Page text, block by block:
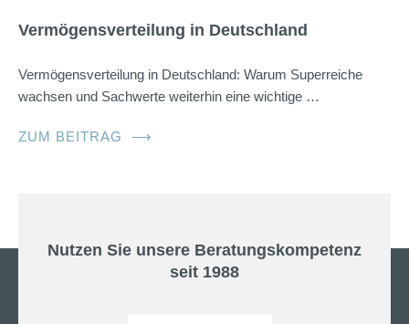
Vermögensverteilung in Deutschland
Vermögensverteilung in Deutschland: Warum Superreiche
wachsen und Sachwerte weiterhin eine wichtige …
ZUM BEITRAG ⟶
Nutzen Sie unsere Beratungskompetenz
seit 1988